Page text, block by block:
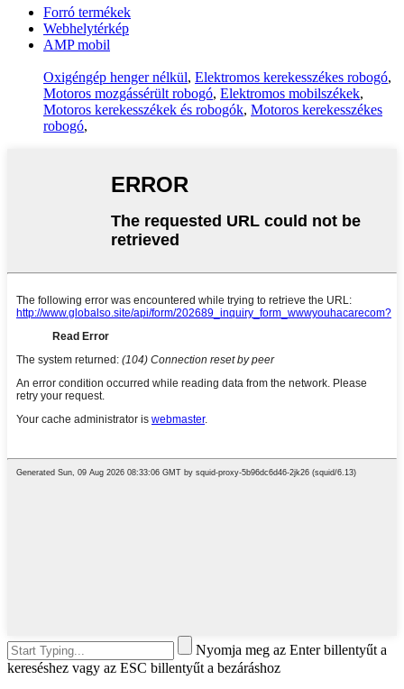
Forró termékek
Webhelytérkép
AMP mobil
Oxigéngép henger nélkül, Elektromos kerekesszékes robogó,
Motoros mozgássérült robogó, Elektromos mobilszékek,
Motoros kerekesszékek és robogók, Motoros kerekesszékes
robogó,
Nyomja meg az Enter billentyűt a
kereséshez vagy az ESC billentyűt a bezáráshoz